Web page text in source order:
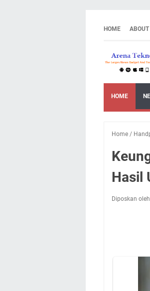
HOME ABOUT
HOME
Home /
Hasil
Diposkan